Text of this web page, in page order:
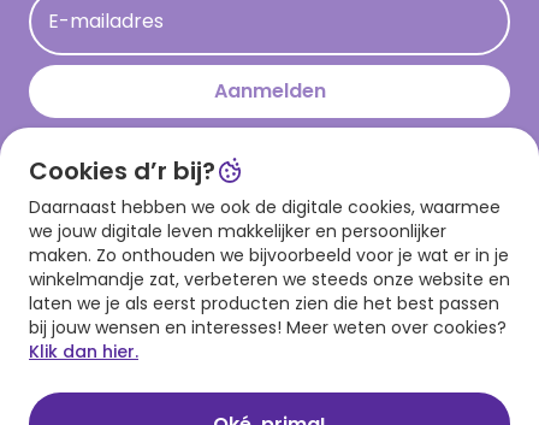
Persberichten
Hallmark en Kinderpostzegels
E-mailadres
Aanmelden
Download onze app
Cookies d’r bij?
Daarnaast hebben we ook de digitale cookies, waarmee
we jouw digitale leven makkelijker en persoonlijker
maken. Zo onthouden we bijvoorbeeld voor je wat er in je
winkelmandje zat, verbeteren we steeds onze website en
laten we je als eerst producten zien die het best passen
bij jouw wensen en interesses! Meer weten over cookies?
Klik dan hier.